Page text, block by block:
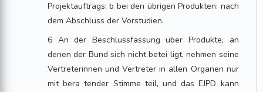
Projektauftrags; b bei den übrigen Produkten: nach
dem Abschluss der Vorstudien.
6 An der Beschlussfassung über Produkte, an
denen der Bund sich nicht betei ligt, nehmen seine
Vertreterinnen und Vertreter in allen Organen nur
mit bera tender Stimme teil, und das EJPD kann